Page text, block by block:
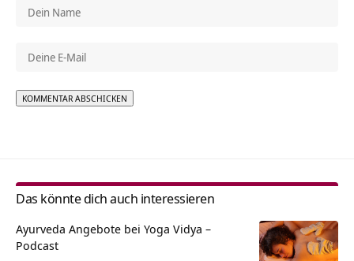
Das könnte dich auch interessieren
Ayurveda Angebote bei Yoga Vidya –
Podcast